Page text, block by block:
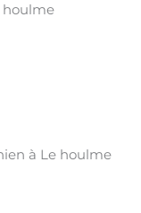
houlme
à Le houlme